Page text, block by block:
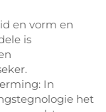
en vorm en
is
In
het